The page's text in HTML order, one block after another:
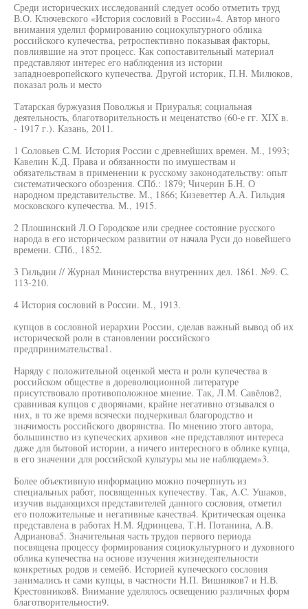
Среди исторических исследований следует особо отметить труд
В.О. Ключевского «История сословий в России»4. Автор много
внимания уделил формированию социокультурного облика
российского купечества, ретроспективно показывая факторы,
повлиявшие на этот процесс. Как сопоставительный материал
представляют интерес его наблюдения из истории
западноевропейского купечества. Другой историк, П.Н. Милюков,
показал роль и место
Татарская буржуазия Поволжья и Приуралья; социальная
деятельность, благотворительность и меценатство (60-е гг. XIX в.
- 1917 г.). Казань, 2011.
1 Соловьев С.М. История России с древнейших времен. М., 1993;
Кавелин К.Д. Права и обязанности по имушествам и
обязательствам в применении к русскому законодательству: опыт
систематического обозрения. СПб.: 1879; Чичерин Б.Н. О
народном представительстве. М., 1866; Кизеветтер А.А. Гильдия
московского купечества. М., 1915.
2 Плошинский Л.О Городское или среднее состояние русского
народа в его историческом развитии от начала Руси до новейшего
времени. СПб., 1852.
3 Гильдии // Журнал Министерства внутренних дел. 1861. №9. С.
113-210.
4 История сословий в России. М., 1913.
купцов в сословной иерархии России, сделав важный вывод об их
исторической роли в становлении российского
предпринимательства1.
Наряду с положительной оценкой места и роли купечества в
российском обществе в дореволюционной литературе
присутствовало противоположное мнение. Так, Л.М. Савёлов2,
сравнивая купцов с дворянами, крайне негативно отзывался о
них, в то же время всячески подчеркивал благородство и
значимость российского дворянства. По мнению этого автора,
большинство из купеческих архивов «не представляют интереса
даже для бытовой истории, а ничего интересного в облике купца,
в его значении для российской культуры мы не наблюдаем»3.
Более объективную информацию можно почерпнуть из
специальных работ, посвященных купечеству. Так, A.C. Ушаков,
изучив выдающихся представителей данного сословия, отметил
его положительные и негативные качества4. Критическая оценка
представлена в работах Н.М. Ядринцева, Т.Н. Потанина, A.B.
Адрианова5. Значительная часть трудов первого периода
посвящена процессу формирования социокультурного и духовного
облика купечества на основе изучения жизнедеятельности
конкретных родов и семей6. Историей купеческого сословия
занимались и сами купцы, в частности Н.П. Вишняков7 и Н.В.
Крестовников8. Внимание уделялось освещению различных форм
благотворительности9.